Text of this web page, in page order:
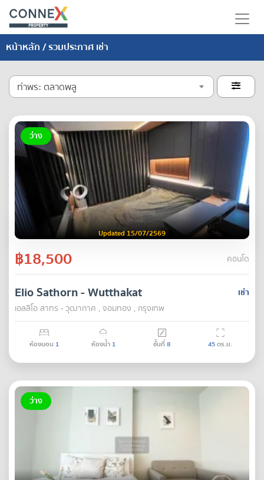
หน้าหลัก/ รวมประกาศ เช่า
ท่าพระ ตลาดพลู 
ว่าง
Updated 15/07/2569
฿18,500 คอนโด
เช่า
Elio Sathorn - Wutthakat
เอลลิโอ สาทร - วุฒากาศ , จอมทอง , กรุงเทพ
ห้องนอน 1 ห้องน้ำ 1 ชั้นที่8 45ตร.ม.
ว่าง